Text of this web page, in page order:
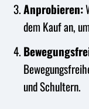
Anprobieren:
dem Kauf an,
und Schultern.